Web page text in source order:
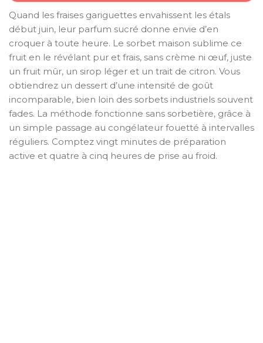
Quand les fraises gariguettes envahissent les étals
début juin, leur parfum sucré donne envie d’en
croquer à toute heure. Le sorbet maison sublime ce
fruit en le révélant pur et frais, sans crème ni œuf, juste
un fruit mûr, un sirop léger et un trait de citron. Vous
obtiendrez un dessert d’une intensité de goût
incomparable, bien loin des sorbets industriels souvent
fades. La méthode fonctionne sans sorbetière, grâce à
un simple passage au congélateur fouetté à intervalles
réguliers. Comptez vingt minutes de préparation
active et quatre à cinq heures de prise au froid.